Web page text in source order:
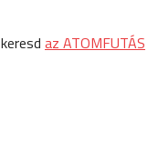
az ATOMFUTÁS